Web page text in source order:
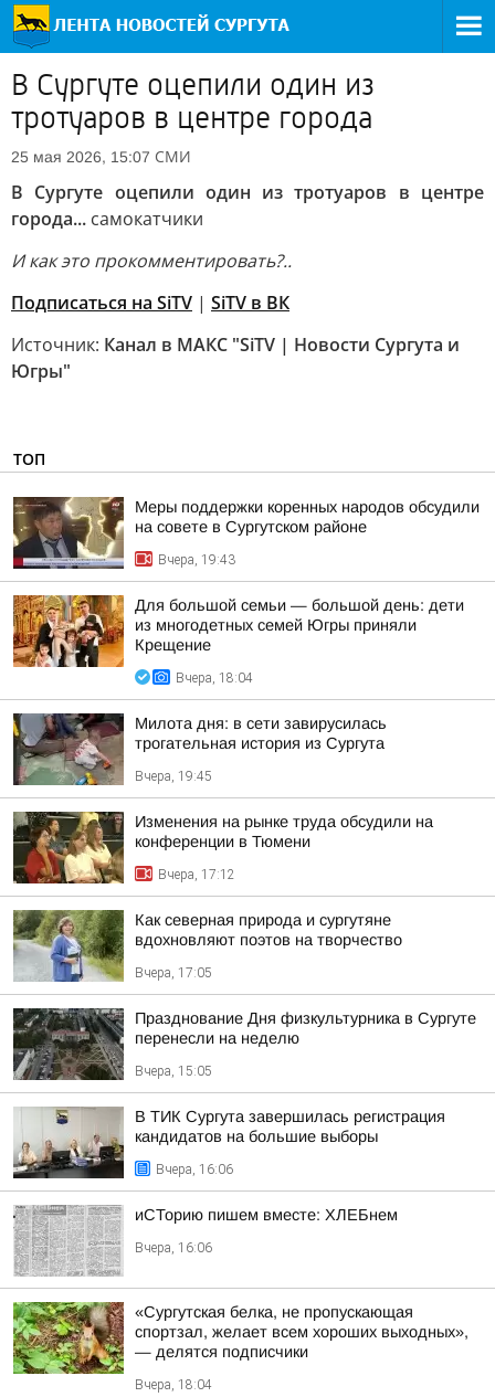
В Сургуте оцепили один из
тротуаров в центре города
25 мая 2026, 15:07 СМИ
В Сургуте оцепили один из тротуаров в центре
города... самокатчики
И как это прокомментировать?..
Подписаться на SiTV | SiTV в ВК
Источник: Канал в МАКС "SiTV | Новости Сургута и
Югры"
ТОП
Меры поддержки коренных народов обсудили
на совете в Сургутском районе
Вчера, 19:43
Для большой семьи — большой день: дети
из многодетных семей Югры приняли
Крещение
Вчера, 18:04
Милота дня: в сети завирусилась
трогательная история из Сургута
Вчера, 19:45
Изменения на рынке труда обсудили на
конференции в Тюмени
Вчера, 17:12
Как северная природа и сургутяне
вдохновляют поэтов на творчество
Вчера, 17:05
Празднование Дня физкультурника в Сургуте
перенесли на неделю
Вчера, 15:05
В ТИК Сургута завершилась регистрация
кандидатов на большие выборы
Вчера, 16:06
иСТорию пишем вместе: ХЛЕБнем
Вчера, 16:06
«Сургутская белка, не пропускающая
спортзал, желает всем хороших выходных»,
— делятся подписчики
Вчера, 18:04